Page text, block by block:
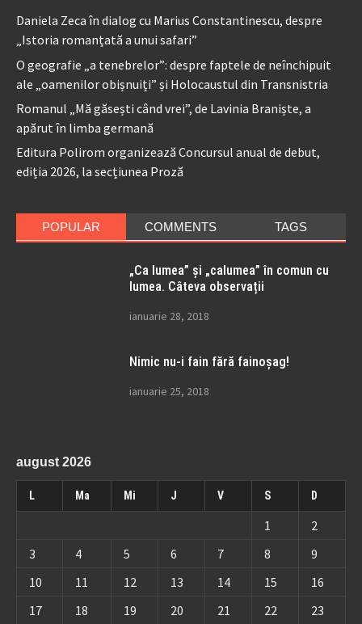
Daniela Zeca în dialog cu Marius Constantinescu, despre
„Istoria romanțată a unui safari”
O geografie „a tenebrelor”: despre faptele de neînchipuit
ale „oamenilor obișnuiți” și Holocaustul din Transnistria
Romanul „Mă găsești când vrei”, de Lavinia Braniște, a
apărut în limba germană
Editura Polirom organizează Concursul anual de debut,
ediția 2026, la secțiunea Proză
POPULAR COMMENTS TAGS
„Ca lumea” și „calumea” în comun cu
lumea. Câteva observații
ianuarie 28, 2018
Nimic nu-i fain fără fainoșag!
ianuarie 25, 2018
august 2026
L Ma Mi J V S D
1
2
3
4 5 6 7 8
9
10
11 12 13 14 15
16
17
18 19 20 21 22 23